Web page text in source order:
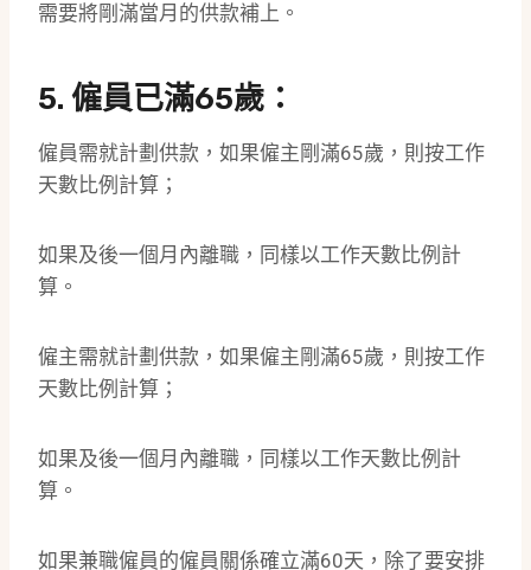
需要將剛滿當月的供款補上。
5. 僱員已滿65歲：
僱員需就計劃供款，如果僱主剛滿65歲，則按工作
天數比例計算；
如果及後一個月內離職，同樣以工作天數比例計
算。
僱主需就計劃供款，如果僱主剛滿65歲，則按工作
天數比例計算；
如果及後一個月內離職，同樣以工作天數比例計
算。
如果兼職僱員的僱員關係確立滿60天，除了要安排